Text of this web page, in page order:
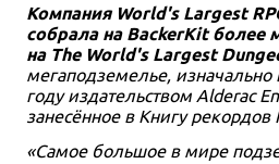
Компания World's Largest
собрала на BackerKit более
на The World's Largest
мегаподземелье,
году издательством Alderac
занесённое в Книгу рекордов
«Самое большое в мире